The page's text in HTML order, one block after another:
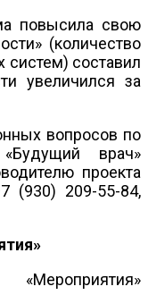
повысила свою
(количество
составил
увеличился за
вопросов по
врач»
проекта
(930) 209-55-84,